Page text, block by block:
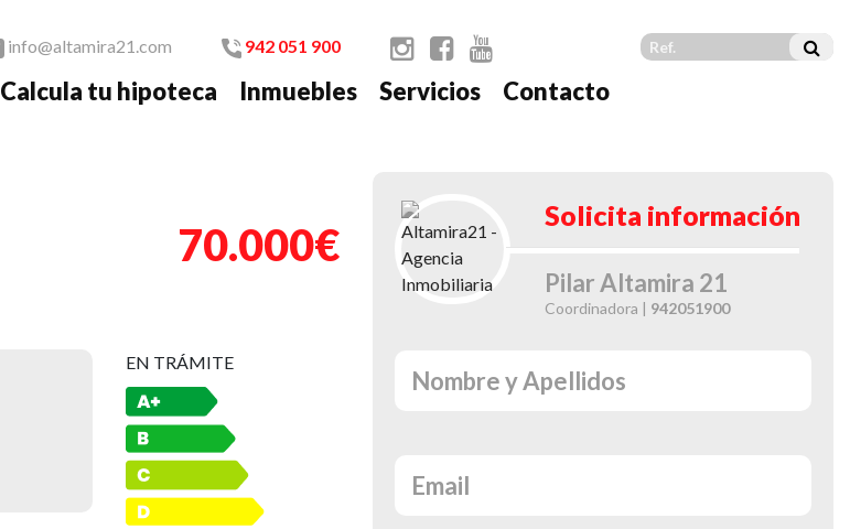
info@altamira21.com 942 051 900
Calcula tu hipoteca Inmuebles Servicios Contacto
70.000€
EN TRÁMITE
Solicita información
Pilar Altamira 21
Coordinadora | 942051900